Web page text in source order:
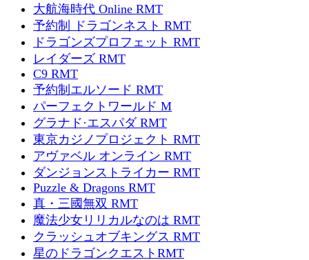
大航海時代 Online RMT
予約制 ドラゴンネスト RMT
ドラゴンズプロフェット RMT
レイダーズ RMT
C9 RMT
予約制エルソード RMT
パーフェクトワールド M
グラナド·エスパダ RMT
東京カジノプロジェクト RMT
アヴァベル オンライン RMT
ダンジョンストライカー RMT
Puzzle & Dragons RMT
真・三國無双 RMT
魔法少女リリカルなのは RMT
クラッシュオブキングス RMT
星のドラゴンクエストRMT